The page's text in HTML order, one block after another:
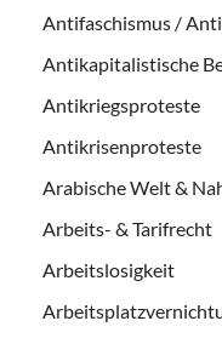
Antifaschismus /
Antikapitalistische
Antikriegsproteste
Antikrisenproteste
Arabische Welt &
Arbeits- & Tarifrecht
Arbeitslosigkeit